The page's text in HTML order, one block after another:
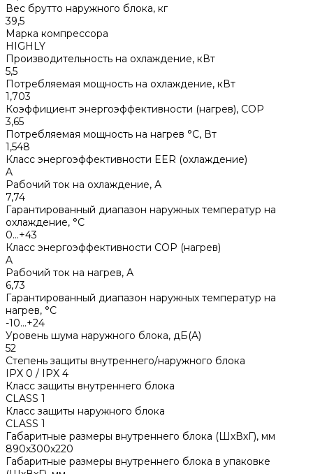
Вес брутто наружного блока, кг
39,5
Марка компрессора
HIGHLY
Производительность на охлаждение, кВт
5,5
Потребляемая мощность на охлаждение, кВт
1,703
Коэффициент энергоэффективности (нагрев), COP
3,65
Потребляемая мощность на нагрев °С, Вт
1,548
Класс энергоэффективности EER (охлаждение)
A
Рабочий ток на охлаждение, А
7,74
Гарантированный диапазон наружных температур на
охлаждение, °С
0...+43
Класс энергоэффективности COP (нагрев)
A
Рабочий ток на нагрев, А
6,73
Гарантированный диапазон наружных температур на
нагрев, °С
-10...+24
Уровень шума наружного блока, дБ(A)
52
Степень защиты внутреннего/наружного блока
IPX 0 / IPX 4
Класс защиты внутреннего блока
CLASS 1
Класс защиты наружного блока
CLASS 1
Габаритные размеры внутреннего блока (ШхВхГ), мм
890x300x220
Габаритные размеры внутреннего блока в упаковке